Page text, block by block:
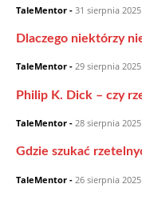
TaleMentor - 31 sierpnia 2025
Dlaczego niektórzy
TaleMentor - 29 sierpnia 2025
Philip K. Dick – czy
TaleMentor - 28 sierpnia 2025
Gdzie szukać
TaleMentor - 26 sierpnia 2025